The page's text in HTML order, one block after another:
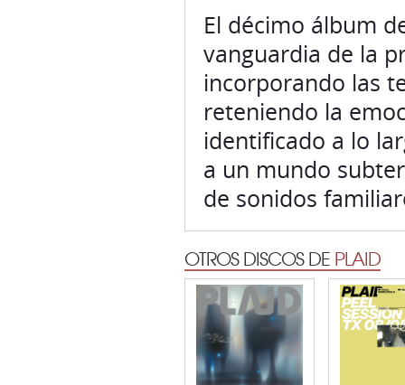
El décimo álbum
vanguardia de la
incorporando las
reteniendo la
identificado a lo
a un mundo
de sonidos
OTROS DISCOS DE PLAID